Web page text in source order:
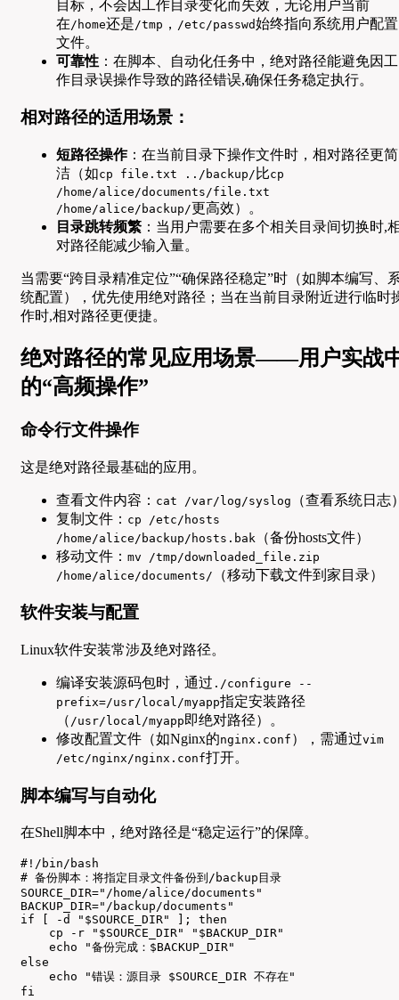
目标，不会因工作目录变化而失效，无论用户当前
在 /home还是 /tmp ， /etc/passwd始终指向系统用户配置
文件。
可靠性 ：在脚本、自动化任务中，绝对路径能避免因工
作目录误操作导致的路径错误,确保任务稳定执行。
相对路径的适用场景：
短路径操作：在当前目录下操作文件时，相对路径更简
洁（如cp file.txt ../backup/ 比cp
/home/alice/documents/file.txt
/home/alice/backup/更高效）。
目录跳转频繁 ：当用户需要在多个相关目录间切换时,
对路径能减少输入量。
当需要“跨目录精准定位”“确保路径稳定”时（如脚本编写、
统配置），优先使用绝对路径；当在当前目录附近进行临时
作时,相对路径更便捷。
绝对路径的常见应用场景——用户实战
的“高频操作”
命令行文件操作
这是绝对路径最基础的应用。
查看文件内容： cat /var/log/syslog
（查看系统日志
复制文件： cp /etc/hosts
/home/alice/backup/hosts.bak
（备份hosts文件）
移动文件： mv /tmp/downloaded_file.zip
/home/alice/documents/
（移动下载文件到家目录）
软件安装与配置
Linux软件安装常涉及绝对路径。
编译安装源码包时，通过 ./configure --
prefix=/usr/local/myapp指定安装路径
（ /usr/local/myapp 即绝对路径）。
修改配置文件（如Nginx的nginx.conf ），需通过vim
/etc/nginx/nginx.conf打开。
脚本编写与自动化
在Shell脚本中，绝对路径是“稳定运行”的保障。
#!/bin/bash
# 备份脚本：将指定目录文件备份到/backup目录
SOURCE_DIR="/home/alice/documents"
BACKUP_DIR="/backup/documents"
if [ -d "$SOURCE_DIR" ]; then
    cp -r "$SOURCE_DIR" "$BACKUP_DIR"
    echo "备份完成：$BACKUP_DIR"
else
    echo "错误：源目录 $SOURCE_DIR 不存在"
fi